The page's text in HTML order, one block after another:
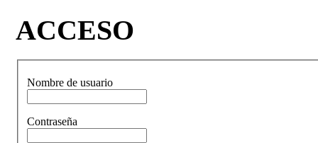
ACCESO
Nombre de usuario
Contraseña